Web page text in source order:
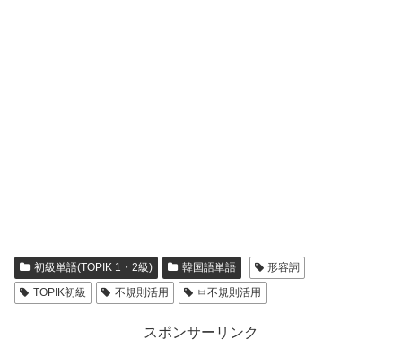
初級単語(TOPIK 1・2級) 韓国語単語
形容詞
TOPIK初級
不規則活用 ㅂ不規則活用
スポンサーリンク